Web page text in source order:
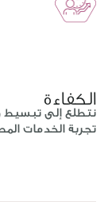
الكفاءة
نتطلع إلى تبسيط
تجربة الخدمات